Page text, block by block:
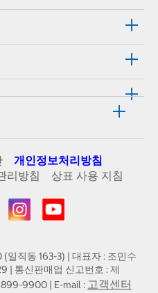
개인정보처리방침
리방침
상표 사용 지침
일직동 163-3) | 대표자 : 조민수
| 통신판매업 신고번호 : 제
9900 | E-mail : 고객센터